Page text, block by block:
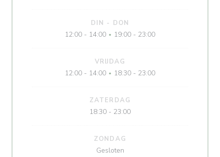
DIN - DON
12:00 - 14:00 • 19:00 - 23:00
VRIJDAG
12:00 - 14:00 • 18:30 - 23:00
ZATERDAG
18:30 - 23:00
ZONDAG
Gesloten